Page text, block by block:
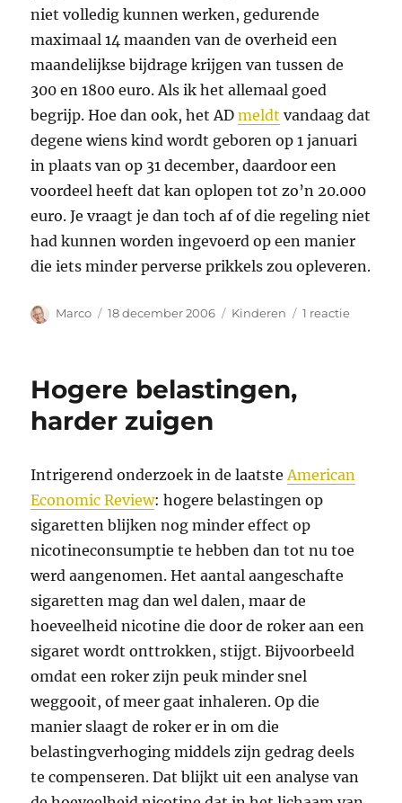
niet volledig kunnen werken, gedurende
maximaal 14 maanden van de overheid een
maandelijkse bijdrage krijgen van tussen de
300 en 1800 euro. Als ik het allemaal goed
begrijp. Hoe dan ook, het ADmeldt vandaag dat
degene wiens kind wordt geboren op 1 januari
in plaats van op 31 december, daardoor een
voordeel heeft dat kan oplopen tot zo’n 20.000
euro. Je vraagt je dan toch af of die regeling niet
had kunnen worden ingevoerd op een manier
die iets minder perverse prikkels zou opleveren.
Auteur
Marco
Geplaatst
18 december 2006 Categorieën
Kinderen 1 reactieop
Hogere belastingen,
harder zuigen
Intrigerend onderzoek in de laatste American
Economic Review: hogere belastingen op
sigaretten blijken nog minder effect op
nicotineconsumptie te hebben dan tot nu toe
werd aangenomen. Het aantal aangeschafte
sigaretten mag dan wel dalen, maar de
hoeveelheid nicotine die door de roker aan een
sigaret wordt onttrokken, stijgt. Bijvoorbeeld
omdat een roker zijn peuk minder snel
weggooit, of meer gaat inhaleren. Op die
manier slaagt de roker er in om die
belastingverhoging middels zijn gedrag deels
te compenseren. Dat blijkt uit een analyse van